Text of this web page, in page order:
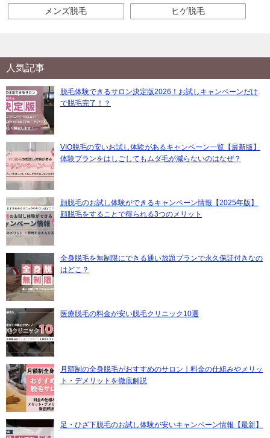
メンズ脱毛 ヒゲ脱毛
人気記事
脱毛体験できるサロン決定版2026！お試しキャンペーンだけ
で脱毛完了！？
VIO脱毛の安いお試し体験があるキャンペーン一覧【最新版】
体験プランをはしごしてもムダ毛が減らないのはなぜ？
顔脱毛のお試し体験ができるキャンペーン情報【2025年版】
顔脱毛をすることで得られる3つのメリット
全身脱毛を無制限にできる通い放題プランで永久保証付きなの
はどこ？
医療脱毛の料金が安い脱毛クリニック10選
月額制の全身脱毛がおすすめのサロン｜料金の仕組みやメリッ
ト・デメリットを徹底解説
足・ひざ下脱毛のお試し体験が安いキャンペーン情報【最新】